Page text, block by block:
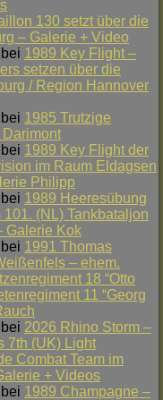
130 setzt über die
– Galerie + Video
bei 1989 Key Flight –
setzen über die
/ Region Hannover
bei 1985 Trutzige
bei 1989 Key Flight der
im Raum Eldagsen
Philipp
bei 1989 Heeresübung
(NL) Tankbataljon
Galerie Kok
bei 1991 Thomas
– ehem.
18 “Otto
11 “Georg
bei 2026 Rhino Storm –
7th (UK) Light
Combat Team im
+ Videos
bei 1989 Champagne –